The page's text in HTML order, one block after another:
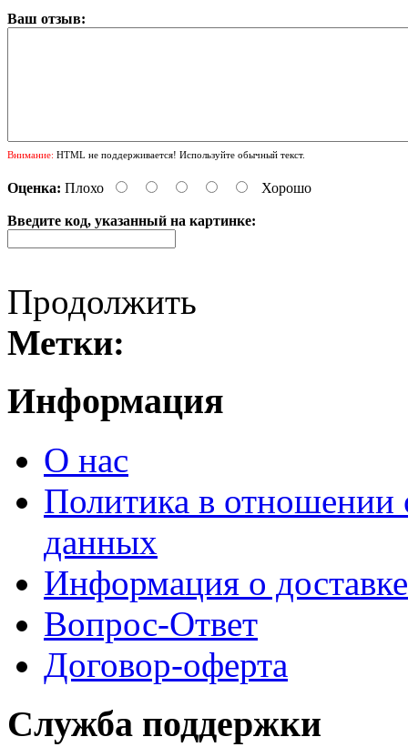
Ваш отзыв:
Внимание: HTML не поддерживается! Используйте обычный текст.
Оценка: Плохо Хорошо
Введите код, указанный на картинке:
Продолжить
Метки:
Информация
О нас
Политика в отношении
данных
Информация о доставке
Вопрос-Ответ
Договор-оферта
Служба поддержки